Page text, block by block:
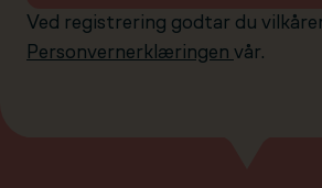
Ved registrering godtar du
Personvernerklæringen vår.